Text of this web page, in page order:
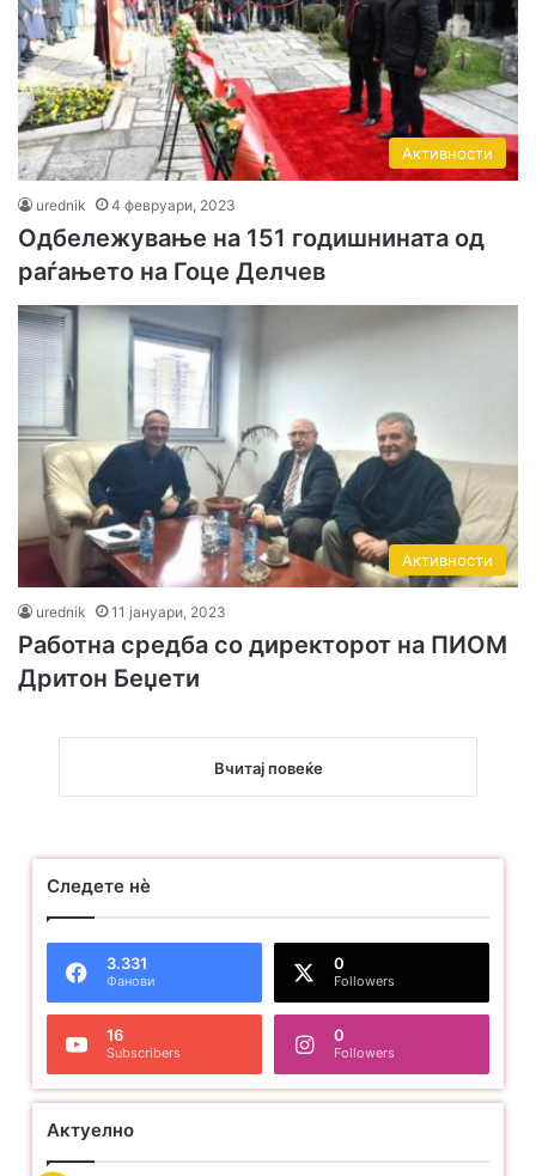
Активности
urednik 4 февруари, 2023
Одбележување на 151 годишнината од
раѓањето на Гоце Делчев
Активности
urednik 11 јануари, 2023
Работна средба со директорот на ПИОМ
Дритон Беџети
Вчитај повеќе
Следете нѐ
3.331
Фанови
0
Followers
16
Subscribers
0
Followers
Актуелно